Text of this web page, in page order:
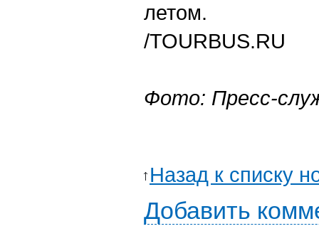
летом.
/TOURBUS.RU
Фото: Пресс-
Назад к списку
Добавить